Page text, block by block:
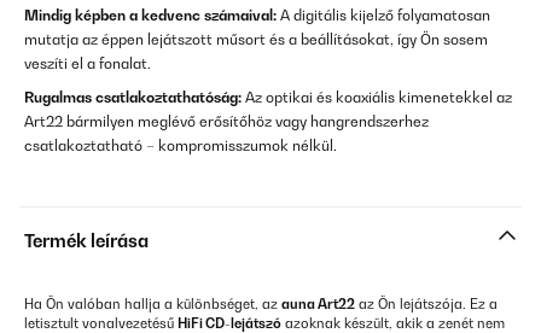
Mindig képben a kedvenc számaival: A digitális kijelző folyamatosan
mutatja az éppen lejátszott műsort és a beállításokat, így Ön sosem
veszíti el a fonalat.
Rugalmas csatlakoztathatóság: Az optikai és koaxiális kimenetekkel az
Art22 bármilyen meglévő erősítőhöz vagy hangrendszerhez
csatlakoztatható – kompromisszumok nélkül.
Termék leírása
Ha Ön valóban hallja a különbséget, az auna Art22 az Ön lejátszója. Ez a
letisztult vonalvezetésű HiFi CD-lejátszó azoknak készült, akik a zenét nem